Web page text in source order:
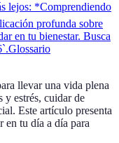
lejos: *Comprendiendo
profunda sobre
en tu bienestar. Busca
Glossario
llevar una vida plena
y estrés, cuidar de
Este artículo presenta
en tu día a día para